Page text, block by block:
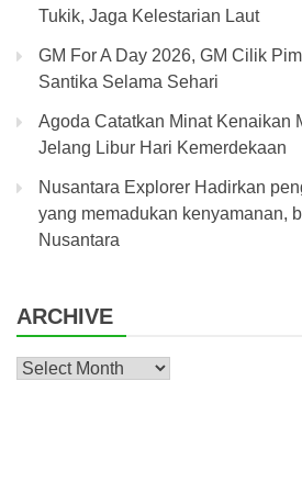
Tukik, Jaga Kelestarian Laut
GM For A Day 2026, GM Cilik
Santika Selama Sehari
Agoda Catatkan Minat Kenaikan
Jelang Libur Hari Kemerdekaan
Nusantara Explorer Hadirkan
yang memadukan kenyamanan,
Nusantara
ARCHIVE
Archive